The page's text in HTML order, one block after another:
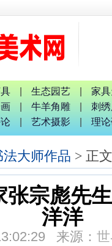
军
人间
耀八桂
辉谆谆教诲
暨启动仪式
生态园艺
家
牛羊角雕
刺
艺术摄影 理
法大师作品 > 正文
张宗彪先
洋洋
来源：